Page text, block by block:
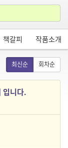
책갈피 작품소개
최신순 회차순
입니다.